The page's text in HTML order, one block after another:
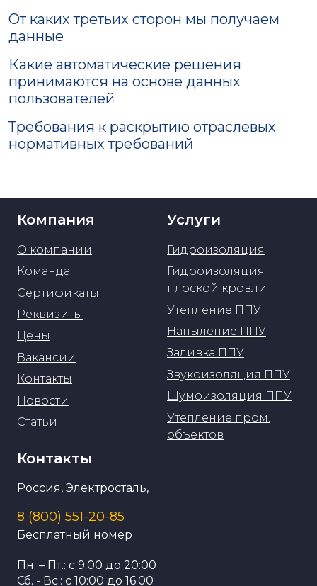
От каких третьих сторон мы получаем
данные
Какие автоматические решения
принимаются на основе данных
пользователей
Требования к раскрытию отраслевых
нормативных требований
Компания
О компании
Команда
Сертификаты
Реквизиты
Цены
Вакансии
Контакты
Новости
Статьи
Услуги
Гидроизоляция
Гидроизоляция
плоской кровли
Утепление ППУ
Напыление ППУ
Заливка ППУ
Звукоизоляция ППУ
Шумоизоляция ППУ
Утепление пром.
объектов
Контакты
Россия, Электросталь,
8 (800) 551-20-85
Бесплатный номер
Пн. – Пт.: с 9:00 до 20:00
Сб. - Вс.: с 10:00 до 16:00